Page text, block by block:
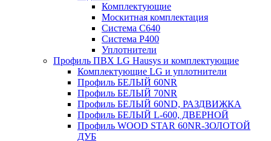
Комплектующие
Москитная комплектация
Система C640
Система P400
Уплотнители
Профиль ПВХ LG Hausys и комплектующие
Комплектующие LG и уплотнители
Профиль БЕЛЫЙ 60NR
Профиль БЕЛЫЙ 70NR
Профиль БЕЛЫЙ 60ND, РАЗДВИЖКА
Профиль БЕЛЫЙ L-600, ДВЕРНОЙ
Профиль WOOD STAR 60NR-ЗОЛОТОЙ
ДУБ